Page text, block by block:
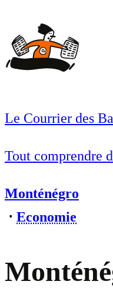
Le Courrier des
Tout comprendre
Monténégro
⋅ Economie